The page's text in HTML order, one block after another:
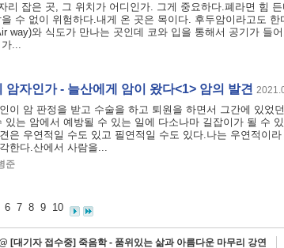
리 잡은 곳, 그 위치가 어디인가. 그게 중요하다.폐라면 힘
수 없이 위험하다.내게 온 곳은 목이다. 후두암이라고도
way)와 식도가 만나는 곳인데 코와 입을 통해서 공기가 들
...
암자인가 - 늘산에게 암이 왔다<1> 암의 발견
이 암 판정을 받고 수술을 하고 퇴원을 하면서 그간에 있었
있는 암에서 예방될 수 있는 일에 다소나마 길잡이가 될 수
은 우연적일 수도 있고 필연적일 수도 있다.나는 우연적이
한다.산에서 사람을...
준
6 7 8 9 10